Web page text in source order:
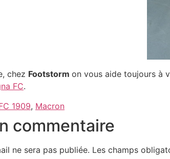
chez Footstorm on vous aide toujours à
FC.
1909, Macron
commentaire
ne sera pas publiée. Les champs